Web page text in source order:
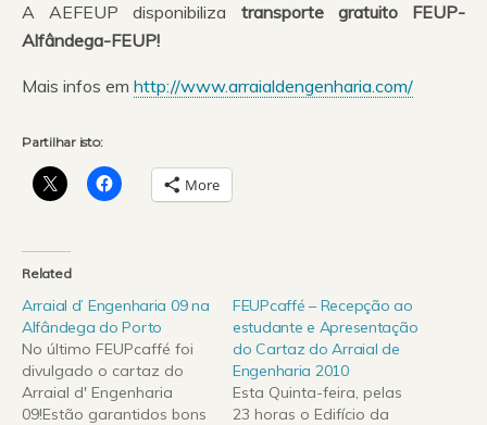
A AEFEUP disponibiliza transporte gratuito FEUP-
Alfândega-FEUP!
Mais infos em http://www.arraialdengenharia.com/
Partilhar isto:
More
Related
Arraial d’ Engenharia 09 na
Alfândega do Porto
No último FEUPcaffé foi
divulgado o cartaz do
Arraial d' Engenharia
09!Estão garantidos bons
FEUPcaffé – Recepção ao
estudante e Apresentação
do Cartaz do Arraial de
Engenharia 2010
Esta Quinta-feira, pelas
23 horas o Edifício da